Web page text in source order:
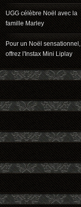
UGG célèbre Noël avec la
famille Marley
Pour un Noël sensationnel,
offrez l'Instax Mini Liplay